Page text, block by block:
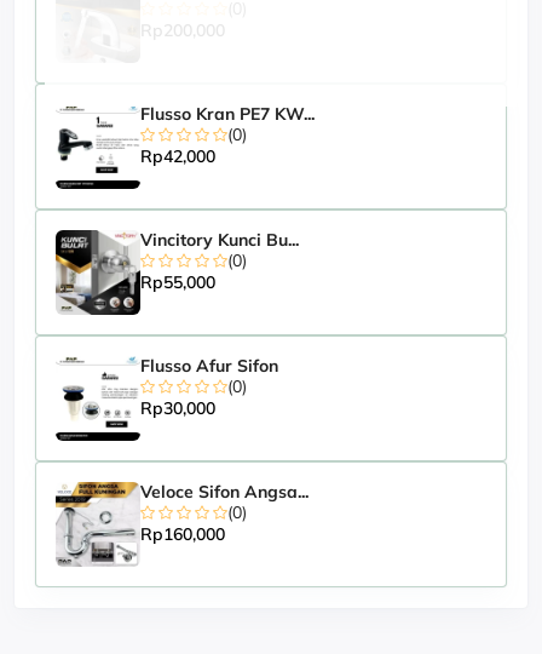
Rp200,000
Flusso Kran PE7 KW...
(0)
Rp42,000
Vincitory Kunci Bu...
(0)
Rp55,000
Flusso Afur Sifon
(0)
Rp30,000
Veloce Sifon Angsa...
(0)
Rp160,000